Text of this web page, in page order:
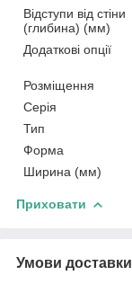
Відступи від стіни
(глибина) (мм)
Додаткові опції
Розміщення
Серія
Тип
Форма
Ширина (мм)
Приховати
Умови доставки